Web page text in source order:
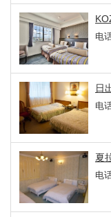
电
日
电
夏
电